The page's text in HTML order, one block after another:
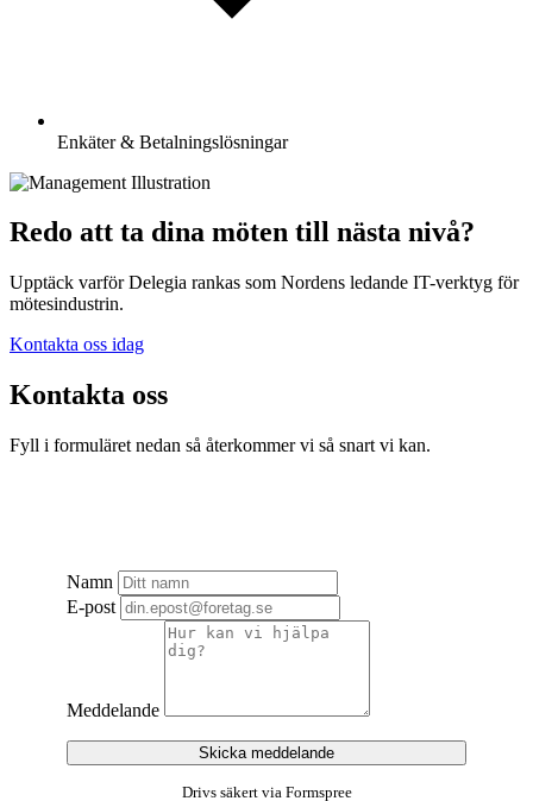
Enkäter & Betalningslösningar
Redo att ta dina möten till nästa nivå?
Upptäck varför Delegia rankas som Nordens ledande IT-verktyg för
mötesindustrin.
Kontakta oss idag
Kontakta oss
Fyll i formuläret nedan så återkommer vi så snart vi kan.
Namn
E-post
Meddelande
Skicka meddelande
Drivs säkert via Formspree